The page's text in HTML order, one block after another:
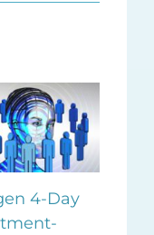
4-Day